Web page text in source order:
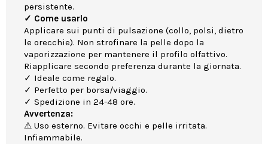
persistente.
✓ Come usarlo
Applicare sui punti di pulsazione (collo, polsi, dietro
le orecchie). Non strofinare la pelle dopo la
vaporizzazione per mantenere il profilo olfattivo.
Riapplicare secondo preferenza durante la giornata.
✓ Ideale come regalo.
✓ Perfetto per borsa/viaggio.
✓ Spedizione in 24-48 ore.
Avvertenza:
⚠ Uso esterno. Evitare occhi e pelle irritata.
Infiammabile.